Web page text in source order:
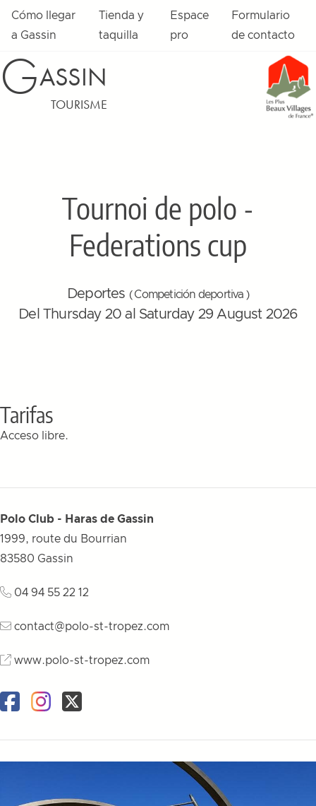
Cómo llegar
a Gassin
Tienda y
taquilla
Espace
pro
Formulario
de contacto
GASSIN
TOURISME
Tournoi de polo -
Federations cup
Deportes ( Competición deportiva )
Del Thursday 20 al Saturday 29 August 2026
Tarifas
Acceso libre.
Polo Club - Haras de Gassin
1999, route du Bourrian
83580 Gassin
04 94 55 22 12
contact@polo-st-tropez.com
www.polo-st-tropez.com
FacebookInstagram
Twitter